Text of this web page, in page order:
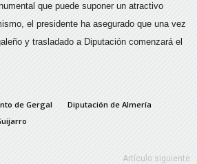
que puede suponer un atractivo
el presidente ha asegurado que una vez
y trasladado a Diputación comenzará el
de Gergal
Diputación de Almería
Artículo siguiente